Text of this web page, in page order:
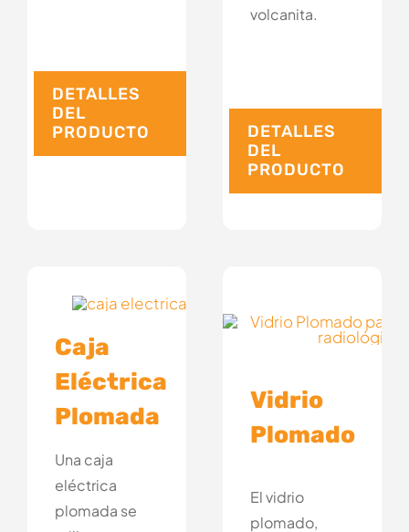
DETALLES
DEL
PRODUCTO
volcanita.
DETALLES
DEL
PRODUCTO
Caja
Eléctrica
Plomada
Una caja
eléctrica
plomada se
Vidrio
Plomado
El vidrio
plomado,